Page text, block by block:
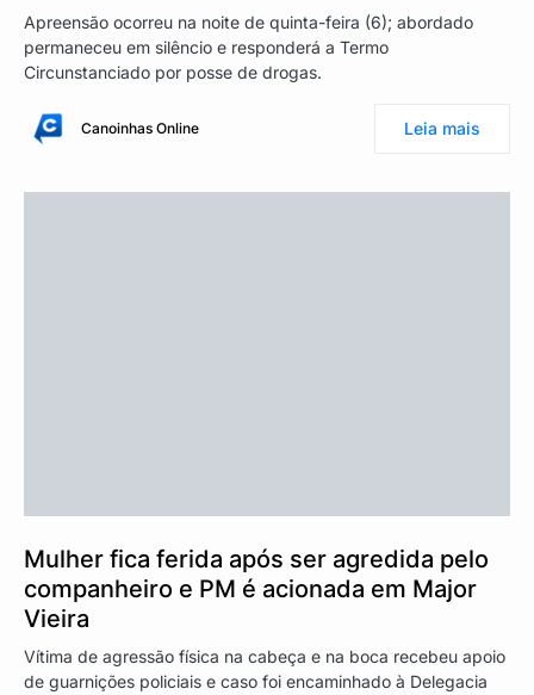
Apreensão ocorreu na noite de quinta-feira (6); abordado
permaneceu em silêncio e responderá a Termo
Circunstanciado por posse de drogas.
Canoinhas Online Leia mais
Mulher fica ferida após ser agredida pelo
companheiro e PM é acionada em Major
Vieira
Vítima de agressão física na cabeça e na boca recebeu apoio
de guarnições policiais e caso foi encaminhado à Delegacia